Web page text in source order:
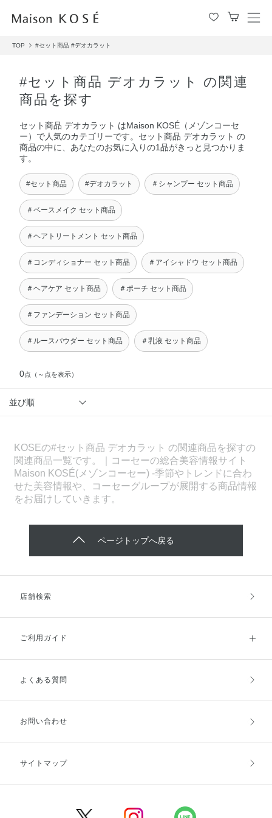
メ
TOP #セット商品 #デオカラット
#セット商品 デオカラット の関連
商品を探す
セット商品 デオカラット はMaison KOSÉ（メゾンコーセ
ー）で人気のカテゴリーです。セット商品 デオカラット の
商品の中に、あなたのお気に入りの1品がきっと見つかりま
す。
#セット商品 #デオカラット ＃シャンプー セット商品
＃ベースメイク セット商品
＃ヘアトリートメント セット商品
＃コンディショナー セット商品 ＃アイシャドウ セット商品
＃ヘアケア セット商品 ＃ポーチ セット商品
＃ファンデーション セット商品
＃ルースパウダー セット商品 ＃乳液 セット商品
0点 （～点を表示）
並び順
KOSEの#セット商品 デオカラット の関連商品を探すの
関連商品一覧です。｜コーセーの総合美容情報サイト
Maison KOSÉ(メゾンコーセー) -季節やトレンドに合わ
せた美容情報や、コーセーグループが展開する商品情報
をお届けしていきます。
ページトップへ戻る
店舗検索
ご利用ガイド
ご利用ガイドトップ
お支払方法
キャンセル・返品・交換
よくある質問
お問い合わせ
サイトマップ